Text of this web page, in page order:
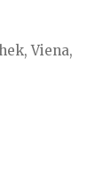
Viena,